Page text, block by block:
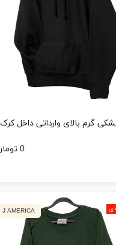
گرم بالای وارداتی داخل کرک
0 تومان
J AMERICA